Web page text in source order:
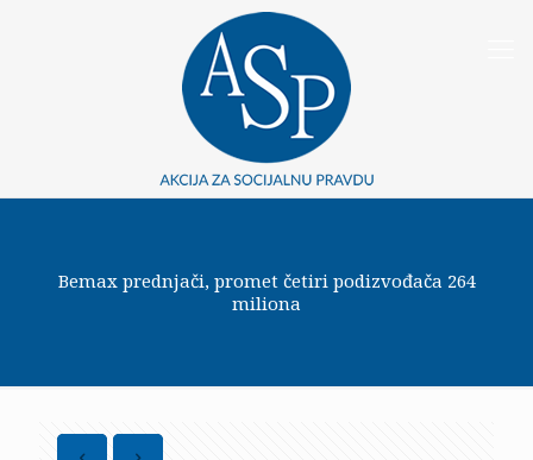
Bemax prednjači, promet četiri podizvođača 264
miliona